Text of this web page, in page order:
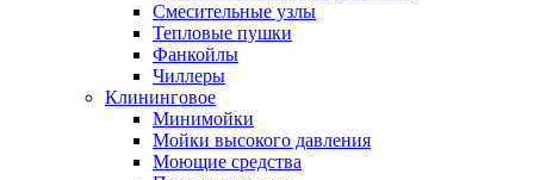
Смесительные узлы
Тепловые пушки
Фанкойлы
Чиллеры
Клининговое
Минимойки
Мойки высокого давления
Моющие средства